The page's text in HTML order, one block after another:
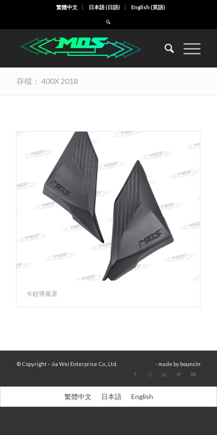
繁體中文 日本語(日語) English(英語)
存檔： 400X 2018
卡鉗導風罩
© Copyright – Jia Wei Enterprise Co., Ltd. - made by bouncin
繁體中文 日本語 English